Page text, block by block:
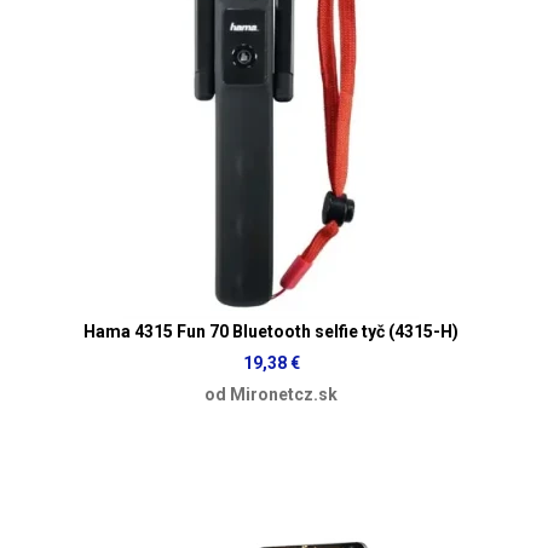
Hama 4315 Fun 70 Bluetooth selfie tyč (4315-H)
19,38 €
od Mironetcz.sk